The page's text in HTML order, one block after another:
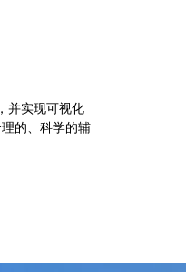
并实现可视化
的、科学的辅